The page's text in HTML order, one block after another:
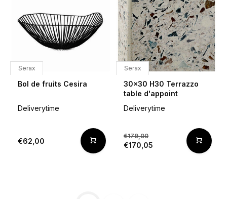
Serax
Bol de fruits Cesira
Deliverytime
€62,00
Serax
30x30 H30 Terrazzo
table d'appoint
Deliverytime
€179,00
€170,05